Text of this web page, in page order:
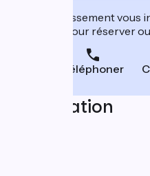
Cet établissement vous
leur site pour réserver
Téléphoner
Localisation